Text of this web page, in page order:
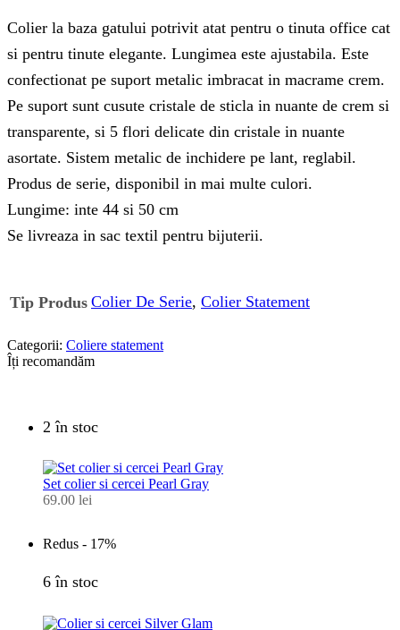
Colier la baza gatului potrivit atat pentru o tinuta office cat
si pentru tinute elegante. Lungimea este ajustabila. Este
confectionat pe suport metalic imbracat in macrame crem.
Pe suport sunt cusute cristale de sticla in nuante de crem si
transparente, si 5 flori delicate din cristale in nuante
asortate. Sistem metalic de inchidere pe lant, reglabil.
Produs de serie, disponibil in mai multe culori.
Lungime: inte 44 si 50 cm
Se livreaza in sac textil pentru bijuterii.
Tip Produs Colier De Serie, Colier Statement
Categorii: Coliere statement
Îți recomandăm
2 în stoc
Set colier si cercei Pearl Gray
69.00 lei
Redus - 17%
6 în stoc